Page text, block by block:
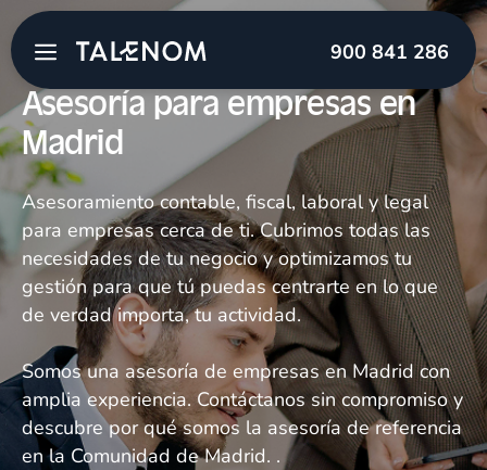
900 841 286
Asesoría para empresas en
Madrid
Asesoramiento contable, fiscal, laboral y legal
para empresas cerca de ti. Cubrimos todas las
necesidades de tu negocio y optimizamos tu
gestión para que tú puedas centrarte en lo que
de verdad importa, tu actividad.
Somos una asesoría de empresas en Madrid con
amplia experiencia. Contáctanos sin compromiso y
descubre por qué somos la asesoría de referencia
en la Comunidad de Madrid. .